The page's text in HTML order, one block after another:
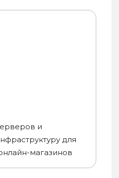
и
для
магазинов